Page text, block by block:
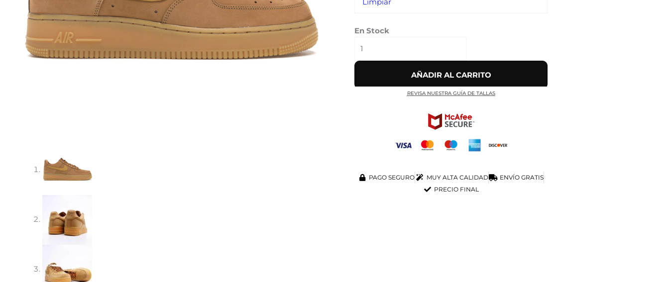
En Stock
AÑADIR AL CARRITO
REVISA NUESTRA GUÍA DE TALLAS
PAGO SEGURO MUY ALTA CALIDAD
ENVÍO GRATIS
PRECIO FINAL